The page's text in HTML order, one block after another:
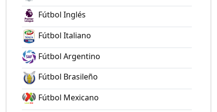
Fútbol Inglés
Fútbol Italiano
Fútbol Argentino
Fútbol Brasileño
Fútbol Mexicano